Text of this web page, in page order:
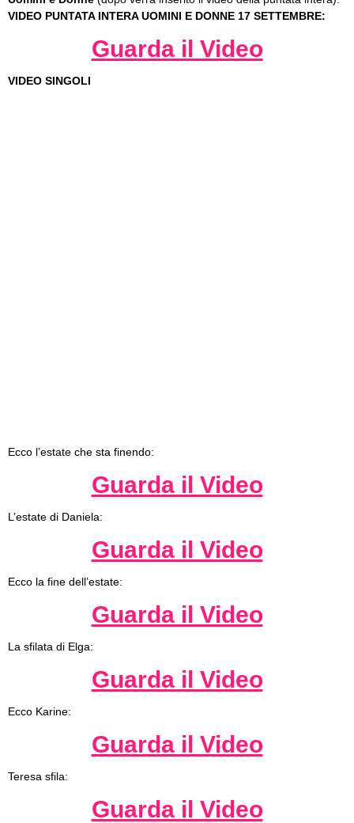
VIDEO PUNTATA INTERA UOMINI E DONNE 17 SETTEMBRE:
Guarda il Video
VIDEO SINGOLI
Ecco l’estate che sta finendo:
Guarda il Video
L’estate di Daniela:
Guarda il Video
Ecco la fine dell’estate:
Guarda il Video
La sfilata di Elga:
Guarda il Video
Ecco Karine:
Guarda il Video
Teresa sfila:
Guarda il Video